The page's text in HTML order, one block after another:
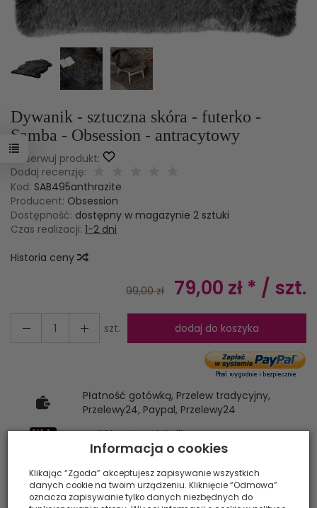
Promocja przedłużona do 10.08.2026r.
Regulamin Promocji
Dywanik - sztuczna skóra - futerko -
Samba - Obsession - antracytowy
Obserwuj produkt:
Dodaj recenzję:
Kod: SAB495anthrazite
Producent: Obsession
Dostępność: dostępny w magazynie 2 sztuki
Czas realizacji: 1-2 dni
Historia ceny
99,00 zł 79,00 zł * / szt.
szt. dodaj do koszyka
Płatność gotówką, Przelew tradycyjny,
Przelewy24, Paypal, Przelewy24
Szybkie płatności Blik.
Dywanik - skóra - Samba anthrazite pochodzi z kolekcji
Obsession Skins. Sztuczne Futerko akrylowe jest miękkie i
Informacja o cookies
Klikając “Zgoda” akceptujesz zapisywanie wszystkich
danych cookie na twoim urządzeniu. Kliknięcie “Odmowa”
oznacza zapisywanie tylko danych niezbędnych do